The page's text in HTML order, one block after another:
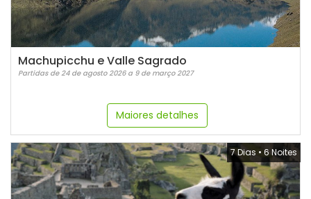
Machupicchu e Valle Sagrado
Partidas de 24 de agosto 2026 a 9 de março 2027
Maiores detalhes
7 Dias • 6 Noites